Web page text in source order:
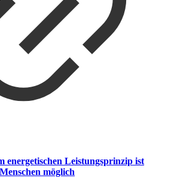
energetischen Leistungsprinzip ist
möglich